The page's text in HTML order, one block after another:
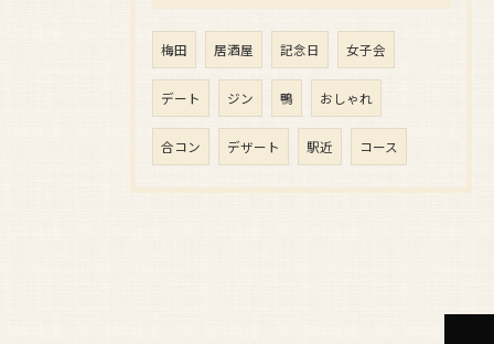
梅田 居酒屋 記念日 女子会
デート ジン 鴨 おしゃれ
合コン デザート 駅近 コース